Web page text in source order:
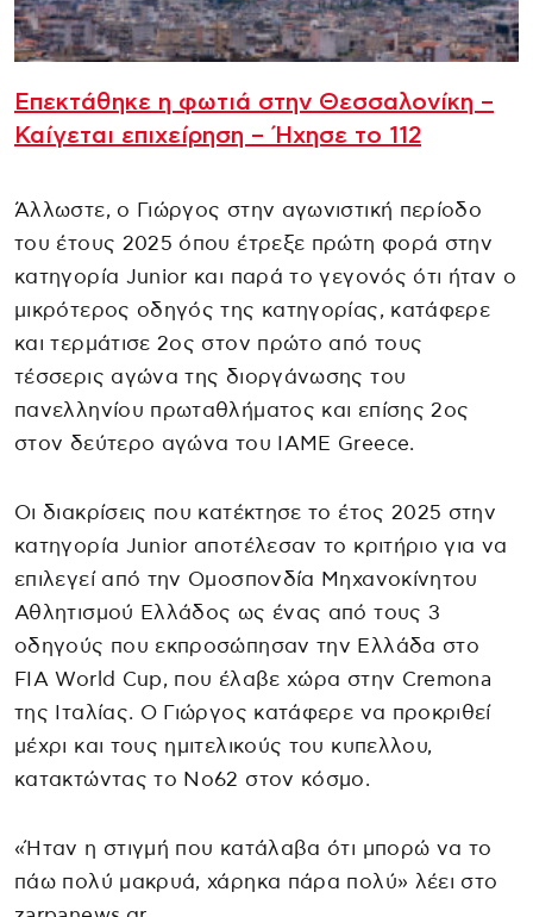
Επεκτάθηκε η φωτιά στην Θεσσαλονίκη –
Καίγεται επιχείρηση – Ήχησε το 112
Άλλωστε, ο Γιώργος στην αγωνιστική περίοδο
του έτους 2025 όπου έτρεξε πρώτη φορά στην
κατηγορία Junior και παρά το γεγονός ότι ήταν ο
μικρότερος οδηγός της κατηγορίας, κατάφερε
και τερμάτισε 2ος στον πρώτο από τους
τέσσερις αγώνα της διοργάνωσης του
πανελληνίου πρωταθλήματος και επίσης 2ος
στον δεύτερο αγώνα του ΙΑΜΕ Greece.
Οι διακρίσεις που κατέκτησε το έτος 2025 στην
κατηγορία Junior αποτέλεσαν το κριτήριο για να
επιλεγεί από την Ομοσπονδία Μηχανοκίνητου
Αθλητισμού Ελλάδος ως ένας από τους 3
οδηγούς που εκπροσώπησαν την Ελλάδα στο
FIA World Cup, που έλαβε χώρα στην Cremona
της Ιταλίας. Ο Γιώργος κατάφερε να προκριθεί
μέχρι και τους ημιτελικούς του κυπελλου,
κατακτώντας το Νο62 στον κόσμο.
«Ήταν η στιγμή που κατάλαβα ότι μπορώ να το
πάω πολύ μακρυά, χάρηκα πάρα πολύ» λέει στο